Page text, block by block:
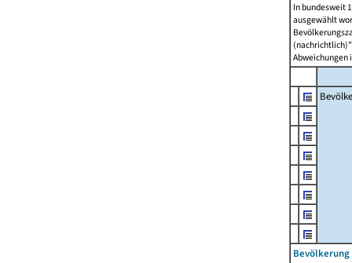
In bundesweit
ausgewählt
Abweichungen